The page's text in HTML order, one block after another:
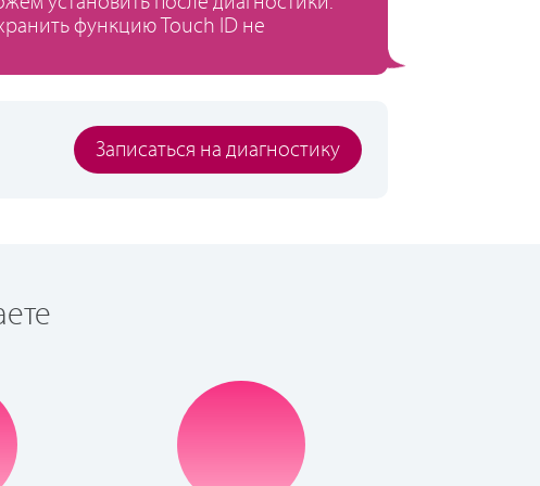
функцию Touch ID не
Записаться на диагностику